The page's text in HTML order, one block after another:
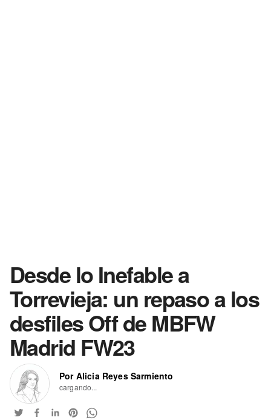
Desde lo Inefable a
Torrevieja: un repaso a los
desfiles Off de MBFW
Madrid FW23
Por Alicia Reyes Sarmiento
cargando...